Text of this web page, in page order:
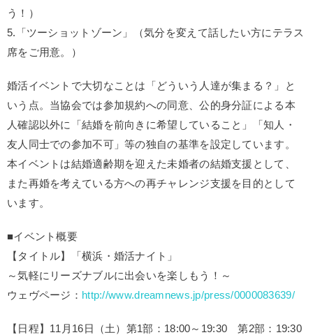
う！）
5.「ツーショットゾーン」（気分を変えて話したい方にテラス
席をご用意。）
婚活イベントで大切なことは「どういう人達が集まる？」と
いう点。当協会では参加規約への同意、公的身分証による本
人確認以外に「結婚を前向きに希望していること」「知人・
友人同士での参加不可」等の独自の基準を設定しています。
本イベントは結婚適齢期を迎えた未婚者の結婚支援として、
また再婚を考えている方への再チャレンジ支援を目的として
います。
■イベント概要
【タイトル】「横浜・婚活ナイト」
～気軽にリーズナブルに出会いを楽しもう！～
ウェヴページ： http://www.dreamnews.jp/press/0000083639/
【日程】11月16日（土）第1部：18:00～19:30 第2部：19:30